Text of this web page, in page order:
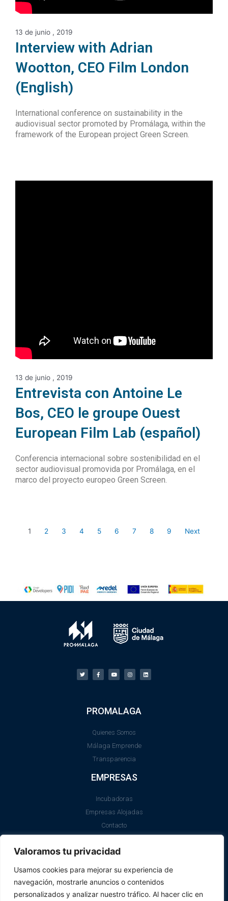
Valoramos tu privacidad
Usamos cookies para mejorar su experiencia de
navegación, mostrarle anuncios o contenidos
personalizados y analizar nuestro tráfico. Al hacer clic en
13 de junio , 2019
Interview with Adrian
Wootton, CEO Film London
(English)
International conference on sustainability in the
audiovisual sector promoted by Promálaga, within the
framework of the European project Green Screen.
13 de junio , 2019
Entrevista con Antoine Le
Bos, CEO le groupe Ouest
European Film Lab (español)
Conferencia internacional sobre sostenibilidad en el
sector audiovisual promovida por Promálaga, en el
marco del proyecto europeo Green Screen.
1 2 3 4 5 6 7 8 9 Next
PROMALAGA
Quienes Somos
Málaga Emprende
Transparencia
EMPRESAS
Incubadoras
Empresas Alojadas
Contacto
Aviso Legal
Política de Cookies
SII